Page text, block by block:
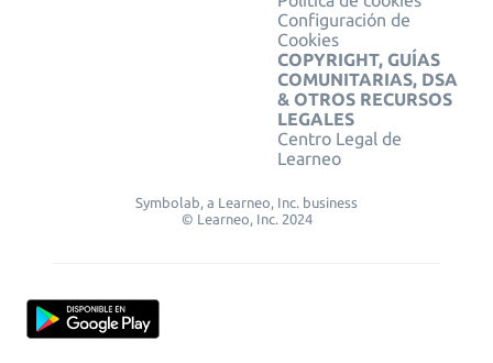
Configuración de
Cookies
COPYRIGHT, GUÍAS
COMUNITARIAS, DSA
& OTROS RECURSOS
LEGALES
Centro Legal de
Learneo
Symbolab, a Learneo, Inc. business
© Learneo, Inc. 2024